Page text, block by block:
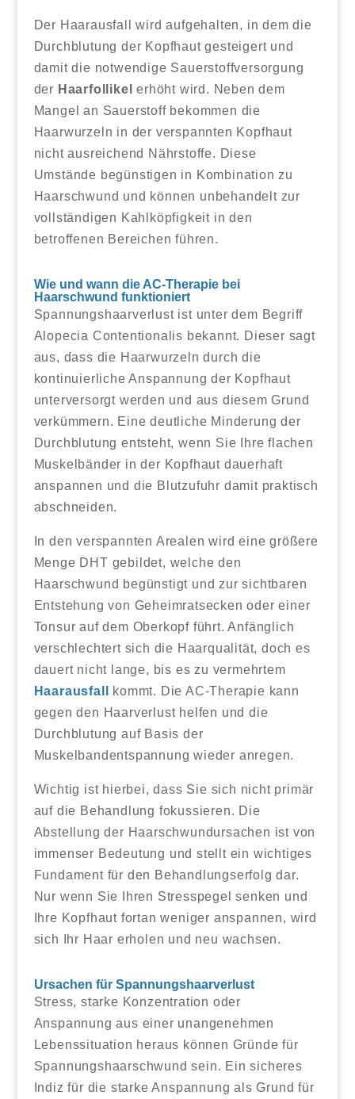
Der Haarausfall wird aufgehalten, in dem die
Durchblutung der Kopfhaut gesteigert und
damit die notwendige Sauerstoffversorgung
der Haarfollikel erhöht wird. Neben dem
Mangel an Sauerstoff bekommen die
Haarwurzeln in der verspannten Kopfhaut
nicht ausreichend Nährstoffe. Diese
Umstände begünstigen in Kombination zu
Haarschwund und können unbehandelt zur
vollständigen Kahlköpfigkeit in den
betroffenen Bereichen führen.
Wie und wann die AC-Therapie bei
Haarschwund funktioniert
Spannungshaarverlust ist unter dem Begriff
Alopecia Contentionalis bekannt. Dieser sagt
aus, dass die Haarwurzeln durch die
kontinuierliche Anspannung der Kopfhaut
unterversorgt werden und aus diesem Grund
verkümmern. Eine deutliche Minderung der
Durchblutung entsteht, wenn Sie Ihre flachen
Muskelbänder in der Kopfhaut dauerhaft
anspannen und die Blutzufuhr damit praktisch
abschneiden.
In den verspannten Arealen wird eine größere
Menge DHT gebildet, welche den
Haarschwund begünstigt und zur sichtbaren
Entstehung von Geheimratsecken oder einer
Tonsur auf dem Oberkopf führt. Anfänglich
verschlechtert sich die Haarqualität, doch es
dauert nicht lange, bis es zu vermehrtem
Haarausfall
kommt. Die AC-Therapie kann
gegen den Haarverlust helfen und die
Durchblutung auf Basis der
Muskelbandentspannung wieder anregen.
Wichtig ist hierbei, dass Sie sich nicht primär
auf die Behandlung fokussieren. Die
Abstellung der Haarschwundursachen ist von
immenser Bedeutung und stellt ein wichtiges
Fundament für den Behandlungserfolg dar.
Nur wenn Sie Ihren Stresspegel senken und
Ihre Kopfhaut fortan weniger anspannen, wird
sich Ihr Haar erholen und neu wachsen.
Ursachen für Spannungshaarverlust
Stress, starke Konzentration oder
Anspannung aus einer unangenehmen
Lebenssituation heraus können Gründe für
Spannungshaarschwund sein. Ein sicheres
Indiz für die starke Anspannung als Grund für